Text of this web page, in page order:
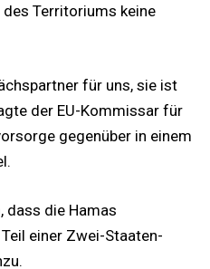
Territoriums keine
für uns, sie ist
der EU-Kommissar für
gegenüber in einem
dass die Hamas
einer Zwei-Staaten-